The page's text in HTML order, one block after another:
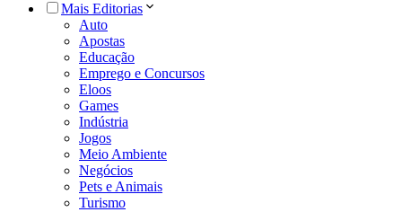
Mais Editorias
Auto
Apostas
Educação
Emprego e Concursos
Eloos
Games
Indústria
Jogos
Meio Ambiente
Negócios
Pets e Animais
Turismo